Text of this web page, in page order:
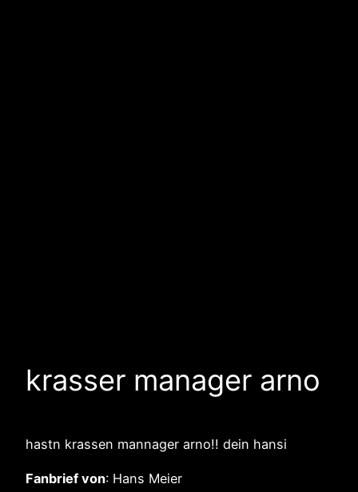
krasser manager arno
hastn krassen mannager arno!! dein hansi
Fanbrief von: Hans Meier